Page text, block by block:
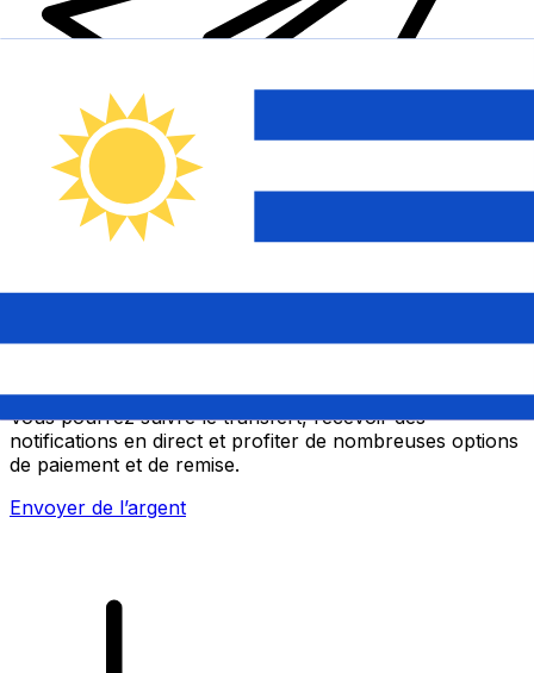
Transferts d'argent internationaux avec Xe
Envoyez de l'argent en ligne de façon sûre et rapide.
Vous pourrez suivre le transfert, recevoir des
notifications en direct et profiter de nombreuses options
de paiement et de remise.
Envoyer de l’argent